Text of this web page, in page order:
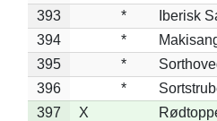
393
*
Iberisk
394
*
395
*
396
*
397
X